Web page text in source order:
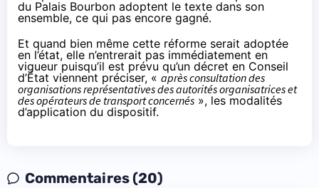
du Palais Bourbon adoptent le texte dans son
ensemble, ce qui pas encore gagné.
Et quand bien même cette réforme serait adoptée
en l’état, elle n’entrerait pas immédiatement en
vigueur puisqu’il est prévu qu’un décret en Conseil
d’État viennent préciser, « après consultation des
organisations représentatives des autorités organisatrices et
des opérateurs de transport concernés », les modalités
d’application du dispositif.
Commentaires (20)